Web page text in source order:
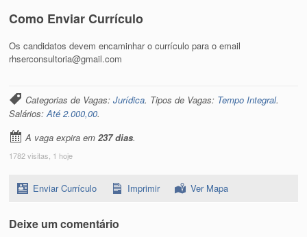
Como Enviar Currículo
Os candidatos devem encaminhar o currículo para o email
rhserconsultoria@gmail.com
Categorias de Vagas:Jurídica. Tipos de Vagas: Tempo Integral.
Salários:Até 2.000,00.
A vaga expira em237 dias.
1782 visitas, 1 hoje
Enviar Currículo Imprimir Ver Mapa
Deixe um comentário